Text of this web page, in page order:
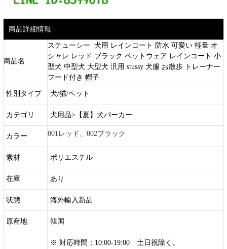
商品詳細情報
商品名
ステューシー 犬用 レインコート 防水 可愛い 軽量 オ
シャレ レッド ブラック ペットウェア レインコート 小
型犬 中型犬 大型犬 汎用 stussy 犬服 お散歩 トレーナー
フード付き 帽子
性別タイプ 犬/猫/ペット
カテゴリ 犬用品>【夏】犬パーカー
カラー 001レッド、002ブラック
素材 ポリエステル
在庫 あり
状態 海外輸入新品
原産地 韓国
※ 対応時間：10:00-19:00 土日祝除く。